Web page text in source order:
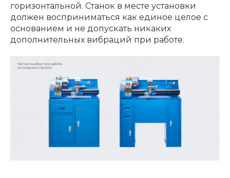
горизонтальной. Станок в месте установки
должен восприниматься как единое целое с
основанием и не допускать никаких
дополнительных вибраций при работе.